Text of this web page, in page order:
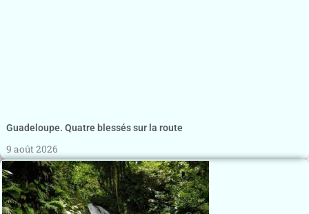
Guadeloupe. Quatre blessés sur la route
9 août 2026